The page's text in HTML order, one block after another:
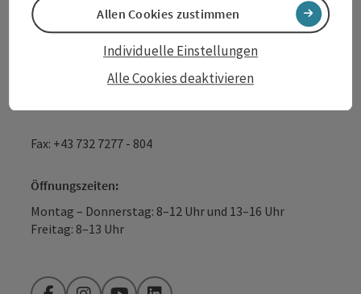
+43 732 7277 - 888
info@donauregion.at
Fax: +43 732 7277 - 804
Öffnungszeiten:
Montag – Donnerstag: 8–12 Uhr und 13–16 Uhr
Freitag: 8–13 Uhr
Alle Cookies deaktivieren
Individuelle Einstellungen
Allen Cookies zustimmen